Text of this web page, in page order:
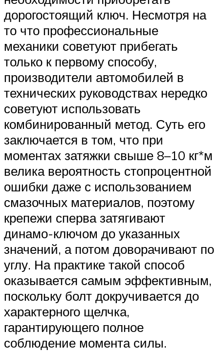
дорогостоящий ключ. Несмотря на
то что профессиональные
механики советуют прибегать
только к первому способу,
производители автомобилей в
технических руководствах нередко
советуют использовать
комбинированный метод. Суть его
заключается в том, что при
моментах затяжки свыше 8–10 кг*м
велика вероятность стопроцентной
ошибки даже с использованием
смазочных материалов, поэтому
крепежи сперва затягивают
динамо-ключом до указанных
значений, а потом доворачивают по
углу. На практике такой способ
оказывается самым эффективным,
поскольку болт докручивается до
характерного щелчка,
гарантирующего полное
соблюдение момента силы.